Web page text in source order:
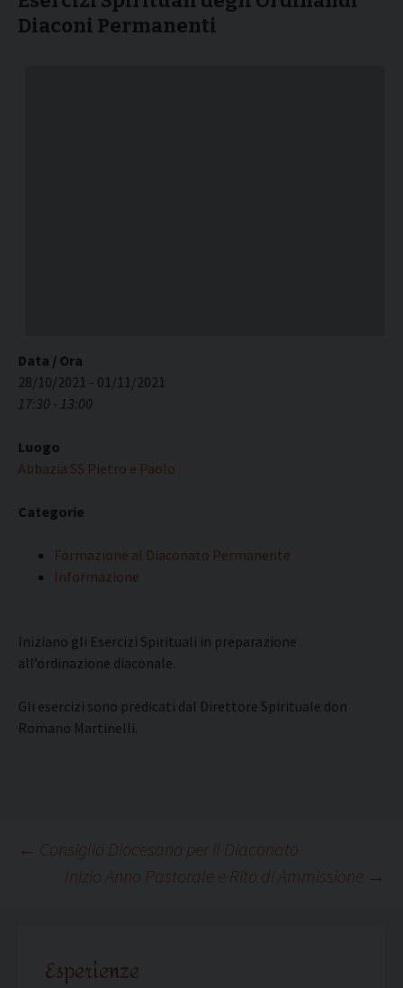
Diaconi Permanenti
Data / Ora
28/10/2021 - 01/11/2021
17:30 - 13:00
Luogo
Abbazia SS Pietro e Paolo
Categorie
Formazione al Diaconato Permanente
Informazione
Iniziano gli Esercizi Spirituali in preparazione
all’ordinazione diaconale.
Gli esercizi sono predicati dal Direttore Spirituale don
Romano Martinelli.
Navigazione
← Consiglio Diocesano per il Diaconato
Inizio Anno Pastorale e Rito di Ammissione →
Esperienze